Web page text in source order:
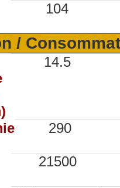
104
/
14.5
290
21500